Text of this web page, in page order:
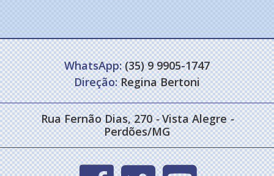
WhatsApp:(35) 9 9905-1747
Direção:Regina Bertoni
Rua Fernão Dias, 270- Vista Alegre-
Perdões/MG